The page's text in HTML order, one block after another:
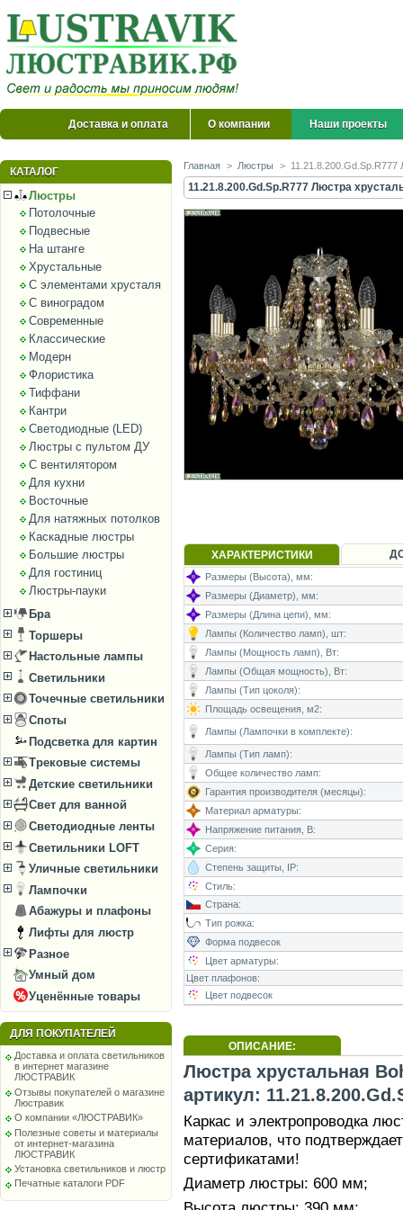
Доставка и оплата О компании Наши проекты
КАТАЛОГ
Люстры
Потолочные
Подвесные
На штанге
Хрустальные
С элементами хрусталя
С виноградом
Современные
Классические
Модерн
Флористика
Тиффани
Кантри
Светодиодные (LED)
Люстры с пультом ДУ
С вентилятором
Для кухни
Восточные
Для натяжных потолков
Каскадные люстры
Большие люстры
Для гостиниц
Люстры-пауки
Бра
Торшеры
Настольные лампы
Светильники
Точечные светильники
Споты
Подсветка для картин
Трековые системы
Детские светильники
Свет для ванной
Светодиодные ленты
Светильники LOFT
Уличные светильники
Лампочки
Абажуры и плафоны
Лифты для люстр
Разное
Умный дом
Уценённые товары
ДЛЯ ПОКУПАТЕЛЕЙ
Доставка и оплата светильников
в интернет магазине
ЛЮСТРАВИК
Отзывы покупателей о магазине
Люстравик
О компании «ЛЮСТРАВИК»
Полезные советы и материалы
от интернет-магазина
ЛЮСТРАВИК
Установка светильников и люстр
Печатные каталоги PDF
Главная > Люстры > 11.21.8.200.Gd.Sp.R777
11.21.8.200.Gd.Sp.R777 Люстра
ХАРАКТЕРИСТИКИ
Размеры (Высота), мм:
Размеры (Диаметр), мм:
Размеры (Длина цепи), мм:
Лампы (Количество ламп), шт:
Лампы (Мощность ламп), Вт:
Лампы (Общая мощность), Вт:
Лампы (Тип цоколя):
Площадь освещения, м2:
Лампы (Лампочки в комплекте):
Лампы (Тип ламп):
Общее количество ламп:
Гарантия производителя (месяцы):
Материал арматуры:
Напряжение питания, В:
Серия:
Степень защиты, IP:
Стиль:
Страна:
Тип рожка:
Форма подвесок
Цвет арматуры:
Цвет плафонов:
Цвет подвесок
ОПИСАНИЕ:
Люстра хрустальная
артикул:
Каркас и электропроводка
материалов, что
сертификатами!
Диаметр люстры: 600 мм;